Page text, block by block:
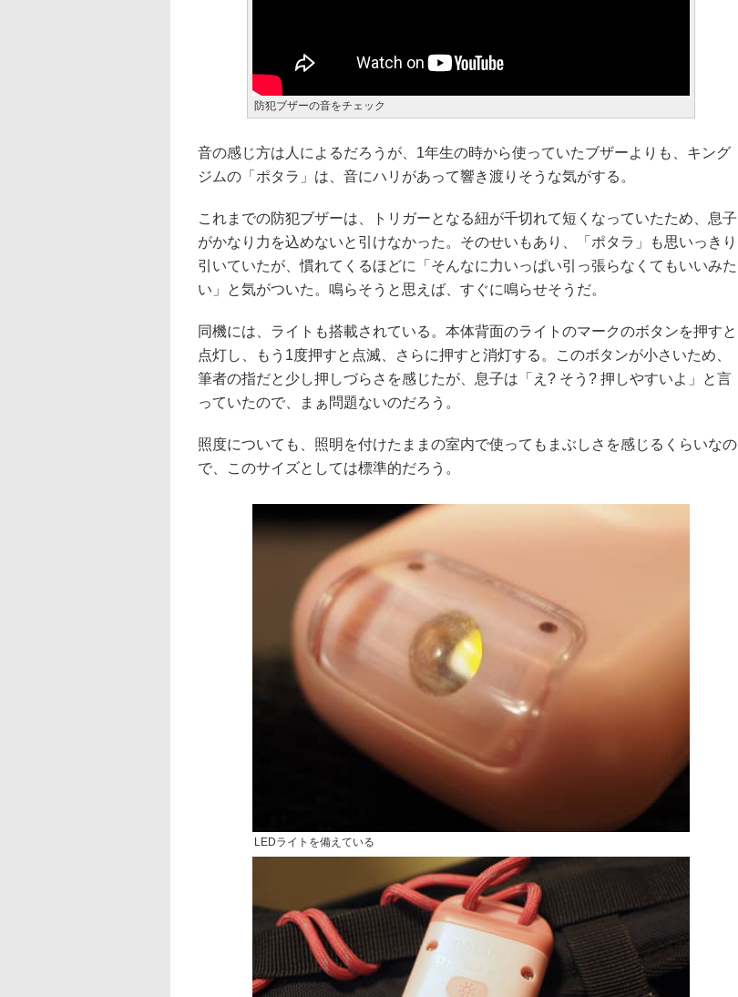
防犯ブザーの音をチェック
音の感じ方は人によるだろうが、1年生の時から使っていたブザーよりも、キング
ジムの「ポタラ」は、音にハリがあって響き渡りそうな気がする。
これまでの防犯ブザーは、トリガーとなる紐が千切れて短くなっていたため、息子
がかなり力を込めないと引けなかった。そのせいもあり、「ポタラ」も思いっきり
引いていたが、慣れてくるほどに「そんなに力いっぱい引っ張らなくてもいいみた
い」と気がついた。鳴らそうと思えば、すぐに鳴らせそうだ。
同機には、ライトも搭載されている。本体背面のライトのマークのボタンを押すと
点灯し、もう1度押すと点滅、さらに押すと消灯する。このボタンが小さいため、
筆者の指だと少し押しづらさを感じたが、息子は「え? そう? 押しやすいよ」と言
っていたので、まぁ問題ないのだろう。
照度についても、照明を付けたままの室内で使ってもまぶしさを感じるくらいなの
で、このサイズとしては標準的だろう。
LEDライトを備えている